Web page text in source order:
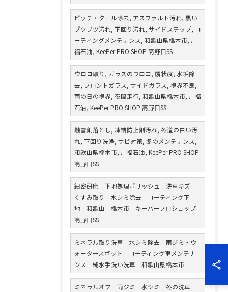
ピッチ・タール除去, アスファルト汚れ, 黒い
ブツブツ汚れ, 下回り汚れ, サイドステップ, コ
ーティングメンテナンス, 和歌山県橋本市, 川
福石油, KeePer PRO SHOP 高野口SS
ウロコ取り, ガラスのウロコ, 鱗状痕, 水垢除
去, フロントガラス, サイドガラス, 視界不良,
雨の日の視界, 夜間走行, 和歌山県橋本市, 川福
石油, KeePer PRO SHOP 高野口SS
融雪剤落とし, 凍結防止剤汚れ, 冬道の白い汚
れ, 下回り洗浄, サビ対策, 冬のメンテナンス,
和歌山県橋本市, 川福石油, KeePer PRO SHOP
高野口SS
細密研磨 下地処理ポリッシュ 洗車キズ
くすみ取り 水シミ除去 コーティング下
地 和歌山 橋本市 キーパープロショップ
高野口SS
ミネラル取り洗車 水シミ除去 雨ジミ・ウ
ォータースポット コーティング車メンテナ
ンス 純水手洗い洗車 和歌山県橋本市
ミネラルオフ 雨ジミ 水シミ 冬の洗車